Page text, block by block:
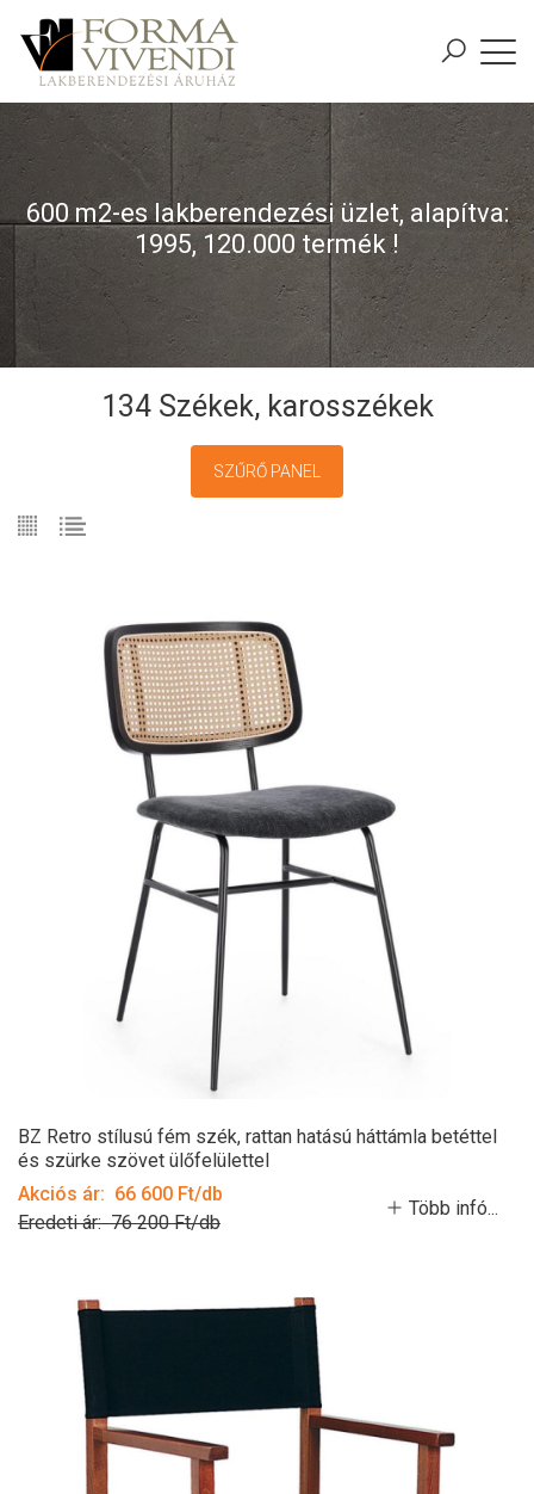
600 m2-es lakberendezési üzlet, alapítva:
1995, 120.000 termék !
134 Székek, karosszékek
SZŰRŐ PANEL
BZ Retro stílusú fém szék, rattan hatású háttámla betéttel
és szürke szövet ülőfelülettel
Akciós ár: 66 600 Ft/db
Eredeti ár: 76 200 Ft/db
Több infó...